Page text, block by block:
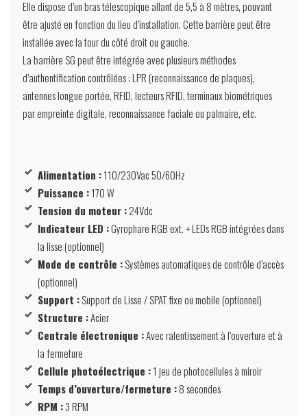
Elle dispose d’un bras télescopique allant de 5,5 à 8 mètres, pouvant
être ajusté en fonction du lieu d’installation. Cette barrière peut être
installée avec la tour du côté droit ou gauche.
La barrière SG peut être intégrée avec plusieurs méthodes
d’authentification contrôlées : LPR (reconnaissance de plaques),
antennes longue portée, RFID, lecteurs RFID, terminaux biométriques
par empreinte digitale, reconnaissance faciale ou palmaire, etc.
Alimentation :110/230Vac 50/60Hz
Puissance :170 W
Tension du moteur :24Vdc
Indicateur LED :Gyrophare RGB ext. + LEDs RGB intégrées dans
la lisse (optionnel)
Mode de contrôle :Systèmes automatiques de contrôle d’accès
(optionnel)
Support :Support de Lisse / SPAT fixe ou mobile (optionnel)
Structure :Acier
Centrale électronique :Avec ralentissement à l’ouverture et à
la fermeture
Cellule photoélectrique :1 jeu de photocellules à miroir
Temps d’ouverture/fermeture :8 secondes
RPM :3 RPM